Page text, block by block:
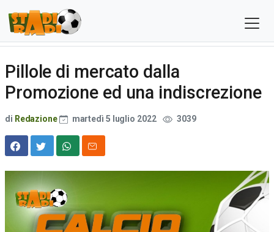
Pillole di mercato dalla
Promozione ed una indiscrezione
di Redazione martedì 5 luglio 2022 3039